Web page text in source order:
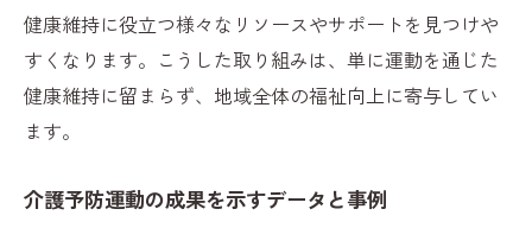
介護予防運動の力で健康維持！呉市音戸町波多
見の老人ホームの取り組み
健康維持を目指す介護予防運動の基本
り組み
健康維持に役立つ様々なリソースやサポートを見つけや
すくなります。こうした取り組みは、単に運動を通じた
健康維持に留まらず、地域全体の福祉向上に寄与してい
ます。
介護予防運動の成果を示すデータと事例